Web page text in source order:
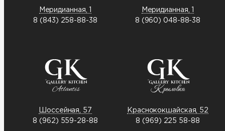
Меридианная, 1
8 (843) 258-88-38
Меридианная, 1
8 (960) 048-88-38
Шоссейная, 57
8 (962) 559-28-88
Краснококшайская, 52
8 (969) 225 58-88